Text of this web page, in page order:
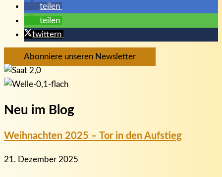
teilen
teilen
twittern
Abonniere unseren Newsletter
Neu im Blog
Weihnachten 2025 – Tor in den Aufstieg
21. Dezember 2025